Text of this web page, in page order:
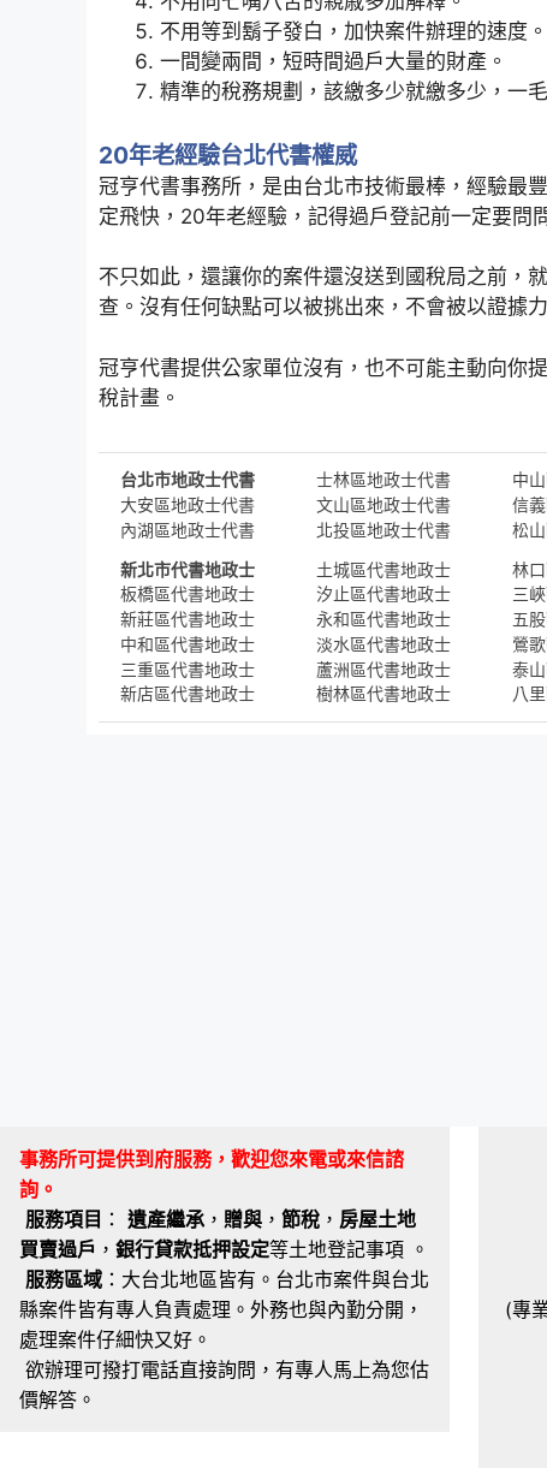
不用等到鬍子發白，加快案件辦理的速度。
一間變兩間，短時間過戶大量的財產。
精準的稅務規劃，該繳多少就繳多少，一
20年老經驗台北代書權威
冠亨代書事務所，是由台北市技術最棒，經驗最
定飛快，20年老經驗，記得過戶登記前一定要問
不只如此，還讓你的案件還沒送到國稅局之前，
查。沒有任何缺點可以被挑出來，不會被以證據
冠亨代書提供公家單位沒有，也不可能主動向你
稅計畫。
台北市地政士代書
大安區地政士代書
內湖區地政士代書
士林區地政士代書
文山區地政士代書
北投區地政士代書
中
信
松
新北市代書地政士
板橋區代書地政士
新莊區代書地政士
中和區代書地政士
三重區代書地政士
新店區代書地政士
土城區代書地政士
汐止區代書地政士
永和區代書地政士
淡水區代書地政士
蘆洲區代書地政士
樹林區代書地政士
林
三
五
鶯
泰
八
事務所可提供到府服務，歡迎您來電或來信諮
詢。
服務項目 ： 遺產繼承 ， 贈與 ， 節稅 ， 房屋土地
買賣過戶 ， 銀行貸款抵押設定等土地登記事項 。
服務區域 ：大台北地區皆有。台北市案件與台北
縣案件皆有專人負責處理。外務也與內勤分開，
處理案件仔細快又好。
欲辦理可撥打電話直接詢問，有專人馬上為您估
價解答。
(專